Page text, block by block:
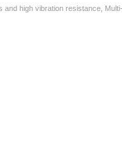
high vibration resistance,